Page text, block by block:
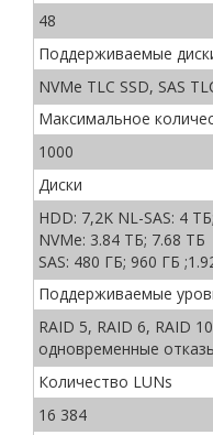
48
Поддерживаемые
NVMe TLC SSD, SAS
Максимальное
1000
Диски
HDD: 7,2K NL-SAS: 4
NVMe: 3.84 ТБ; 7.68 ТБ
SAS: 480 ГБ; 960 ГБ
Поддерживаемые
RAID 5, RAID 6, RAID
одновременные
Количество LUNs
16 384